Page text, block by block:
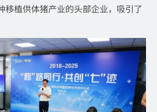
移植供体猪产业的头部企业，吸引了